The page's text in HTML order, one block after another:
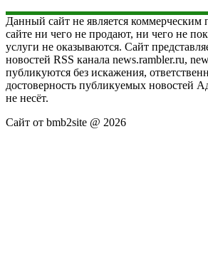
Данный сайт не является коммерческим
сайте ни чего не продают, ни чего не
услуги не оказываются. Сайт
новостей RSS канала news.rambler.ru,
публикуются без искажения,
достоверность публикуемых новостей
не несёт.
Сайт от bmb2site @ 2026